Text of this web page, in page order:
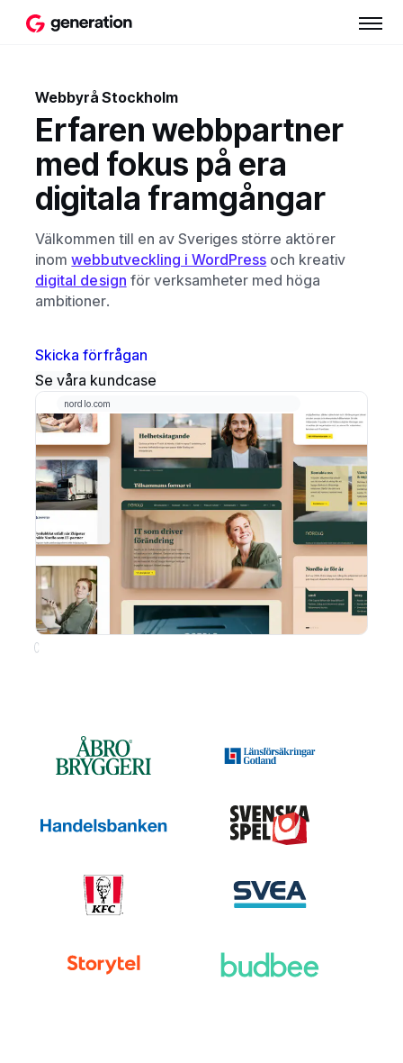
Webbyrå Stockholm
Erfaren webbpartner
med fokus på era
digitala framgångar
Välkommen till en av Sveriges större aktörer
inomwebbutveckling i WordPress och kreativ
digital design för verksamheter med höga
ambitioner.
Skicka förfrågan
Se våra kundcase